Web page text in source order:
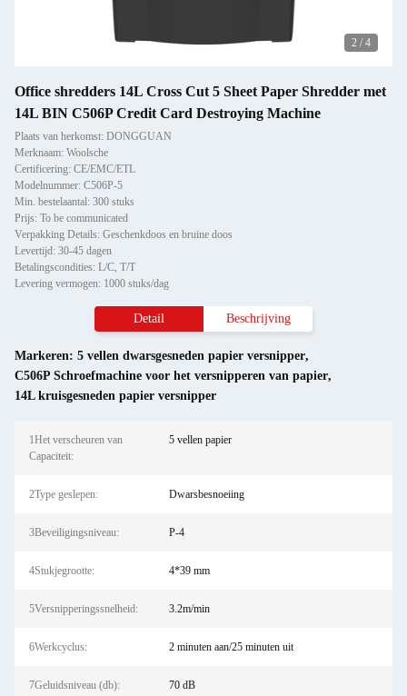
2 / 4
Office shredders 14L Cross Cut 5 Sheet Paper Shredder met
14L BIN C506P Credit Card Destroying Machine
Plaats van herkomst: DONGGUAN
Merknaam: Woolsche
Certificering: CE/EMC/ETL
Modelnummer: C506P-5
Min. bestelaantal: 300 stuks
Prijs: To be communicated
Verpakking Details: Geschenkdoos en bruine doos
Levertijd: 30-45 dagen
Betalingscondities: L/C, T/T
Levering vermogen: 1000 stuks/dag
Detail Beschrijving
Markeren: 5 vellen dwarsgesneden papier versnipper,
C506P Schroefmachine voor het versnipperen van papier,
14L kruisgesneden papier versnipper
1Het verscheuren van
Capaciteit:
5 vellen papier
2Type geslepen: Dwarsbesnoeiing
3Beveiligingsniveau: P-4
4Stukjegrootte: 4*39 mm
5Versnipperingssnelheid: 3.2m/min
6Werkcyclus: 2 minuten aan/25 minuten uit
7Geluidsniveau (db): 70 dB